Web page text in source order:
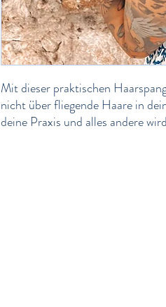
Mit dieser praktischen
nicht über fliegende Haare in
deine Praxis und alles andere